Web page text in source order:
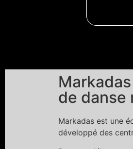
de danse
Markadas est une
développé des